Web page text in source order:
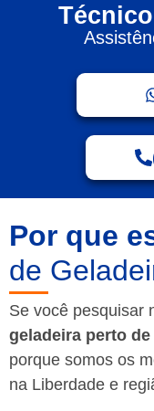
Por que
de
Se você pesquisar
geladeira perto de
porque somos os
na Liberdade e